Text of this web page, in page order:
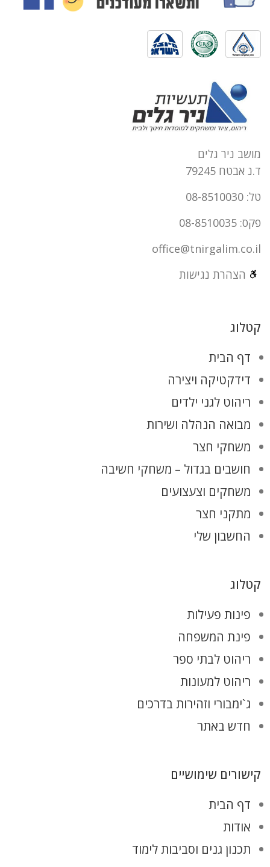
מושב ניר גלים
ד.נ אבטח 79245
טל: 08-8510030
פקס: 08-8510035
office@tnirgalim.co.il
הצהרת נגישות
קטלוג
דף הבית
דידקטיקה ויצירה
ריהוט לגני ילדים
מבואה הנהלה ושירות
משחקי חצר
חושבים בגדול – משחקי חשיבה
משחקים וצעצועים
מתקני חצר
החשבון שלי
קטלוג
פינות פעילות
פינת המשפחה
ריהוט לבתי ספר
ריהוט למעונות
ג`ימבורי וזהירות בדרכים
חדש באתר
קישורים שימושיים
דף הבית
אודות
תכנון גנים וסביבות לימוד